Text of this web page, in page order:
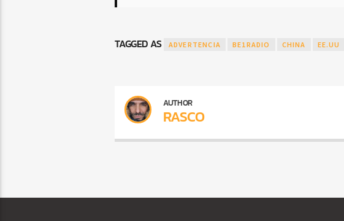
TAGGED AS ADVERTENCIA BE1RADIO CHINA EE.UU
AUTHOR
RASCO